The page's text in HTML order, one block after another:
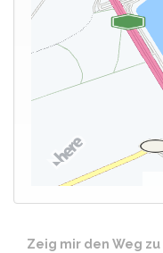
Zeig mir den Weg zu